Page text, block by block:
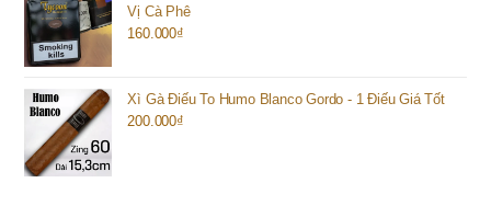
Vị Cà Phê
160.000₫
Xì Gà Điếu To Humo Blanco Gordo - 1 Điếu Giá Tốt
200.000₫